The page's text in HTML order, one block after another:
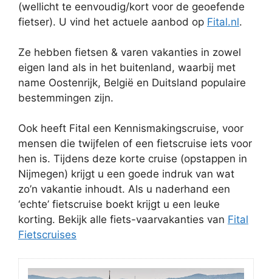
(wellicht te eenvoudig/kort voor de geoefende
fietser). U vind het actuele aanbod op Fital.nl.
Ze hebben fietsen & varen vakanties in zowel
eigen land als in het buitenland, waarbij met
name Oostenrijk, België en Duitsland populaire
bestemmingen zijn.
Ook heeft Fital een Kennismakingscruise, voor
mensen die twijfelen of een fietscruise iets voor
hen is. Tijdens deze korte cruise (opstappen in
Nijmegen) krijgt u een goede indruk van wat
zo’n vakantie inhoudt. Als u naderhand een
‘echte’ fietscruise boekt krijgt u een leuke
korting. Bekijk alle fiets-vaarvakanties van Fital
Fietscruises